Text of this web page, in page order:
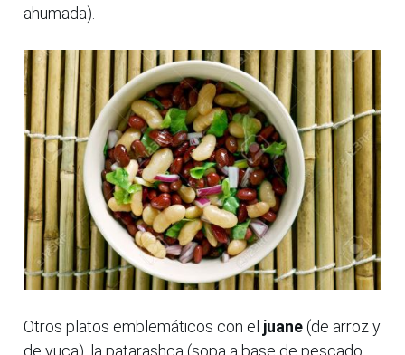
ahumada).
Otros platos emblemáticos con el juane (de arroz y
de yuca), la patarashca (sopa a base de pescado